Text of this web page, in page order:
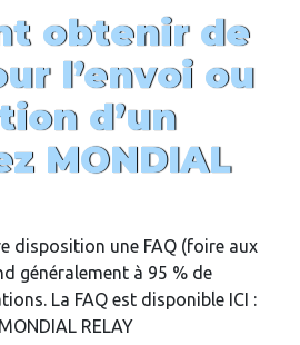
obtenir de
l’envoi ou
d’un
MONDIAL
disposition une FAQ (foire aux
généralement à 95 % de
La FAQ est disponible ICI :
RELAY